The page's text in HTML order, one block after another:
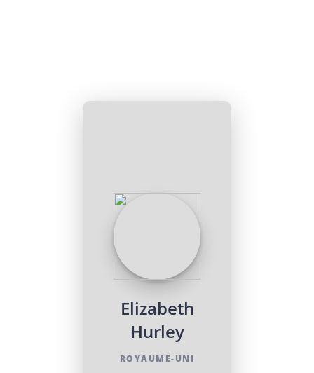
Elizabeth
Hurley
ROYAUME-UNI